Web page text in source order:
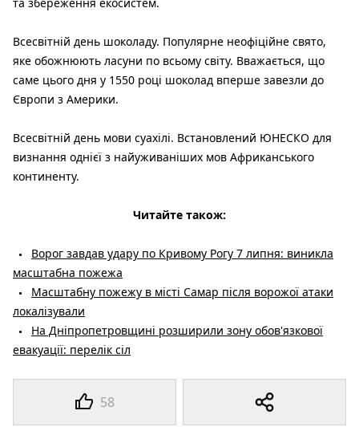
58
Всесвітній день шоколаду. Популярне неофіційне свято,
яке обожнюють ласуни по всьому світу. Вважається, що
саме цього дня у 1550 році шоколад вперше завезли до
Європи з Америки.
Всесвітній день мови суахілі. Встановлений ЮНЕСКО для
визнання однієї з найуживаніших мов Африканського
континенту.
Читайте також:
Ворог завдав удару по Кривому Рогу 7 липня: виникла
масштабна пожежа
Масштабну пожежу в місті Самар після ворожої атаки
локалізували
На Дніпропетровщині розширили зону обов'язкової
евакуації: перелік сіл